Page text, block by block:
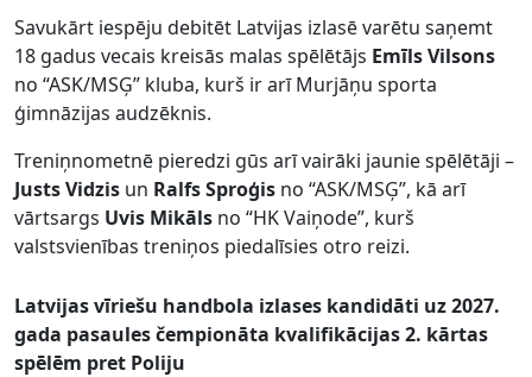
Savukārt iespēju debitēt Latvijas izlasē varētu saņemt
18 gadus vecais kreisās malas spēlētājs Emīls Vilsons
no “ASK/MSĢ” kluba, kurš ir arī Murjāņu sporta
ģimnāzijas audzēknis.
Treniņnometnē pieredzi gūs arī vairāki jaunie spēlētāji –
Justs Vidzis un Ralfs Sproģis no “ASK/MSĢ”, kā arī
vārtsargs Uvis Mikāls no “HK Vaiņode”, kurš
valstsvienības treniņos piedalīsies otro reizi.
Latvijas vīriešu handbola izlases kandidāti uz 2027.
gada pasaules čempionāta kvalifikācijas 2. kārtas
spēlēm pret Poliju